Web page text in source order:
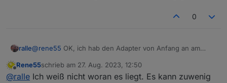
0
ralle@rene55 OK, ich hab den Adapter von Anfang an am
heute mit dem Update gibt es diese Meldung gehäuft.
Offline
Rene55schrieb am 27. Aug. 2023, 12:50
zuletzt editiert von
@ralle Ich weiß nicht woran es liegt. Es kann zuwenig